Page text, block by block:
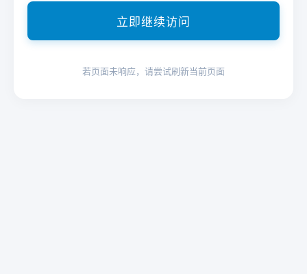
立即继续访问
若页面未响应，请尝试刷新当前页面